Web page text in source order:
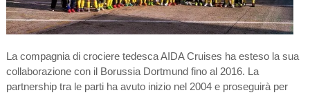
La compagnia di crociere tedesca AIDA Cruises ha esteso la sua
collaborazione con il Borussia Dortmund fino al 2016. La
partnership tra le parti ha avuto inizio nel 2004 e proseguirà per